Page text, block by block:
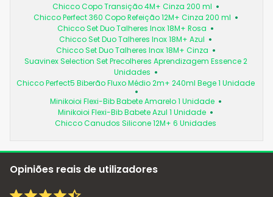
Chicco Copo Transição 4M+ Cinza 200 ml
Chicco Perfect 360 Copo Refeição 12M+ Cinza 200 ml
Chicco Set Duo Talheres Inox 18M+ Rosa
Chicco Set Duo Talheres Inox 18M+ Azul
Chicco Set Duo Talheres Inox 18M+ Cinza
Suavinex Selection Set Precolheres Aprendizagem Essence 2
Unidades
Chicco Perfect5 Biberão Fluxo Médio 2m+ 240ml Bege 1 Unidade
Minikoioi Flexi-Bib Babete Amarelo 1 Unidade
Minikoioi Flexi-Bib Babete Azul 1 Unidade
Chicco Canudos Silicone 12M+ 6 Unidades
Opiniões reais de utilizadores